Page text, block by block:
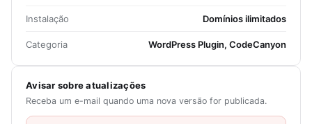
Instalação Domínios ilimitados
Categoria WordPress Plugin, CodeCanyon
Avisar sobre atualizações
Receba um e-mail quando uma nova versão for publicada.